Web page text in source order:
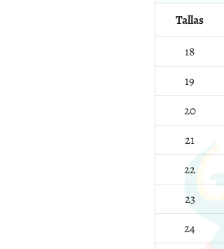
Tallas
18
19
20
21
22
23
24